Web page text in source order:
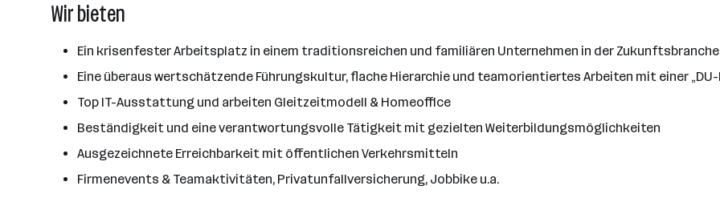
Wir bieten
Ein krisenfester Arbeitsplatz in einem traditionsreichen und familiären Unternehmen in der Zukunftsbranche
Eine überaus wertschätzende Führungskultur, flache Hierarchie und teamorientiertes Arbeiten mit einer
Top IT-Ausstattung und arbeiten Gleitzeitmodell & Homeoffice
Beständigkeit und eine verantwortungsvolle Tätigkeit mit gezielten Weiterbildungsmöglichkeiten
Ausgezeichnete Erreichbarkeit mit öffentlichen Verkehrsmitteln
Firmenevents & Teamaktivitäten, Privatunfallversicherung, Jobbike u.a.